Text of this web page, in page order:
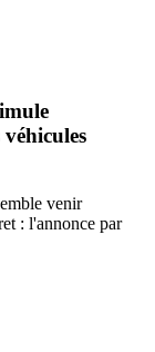
venir
: l'annonce par